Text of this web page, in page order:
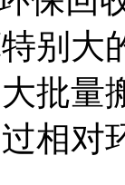
别大
批量
相对